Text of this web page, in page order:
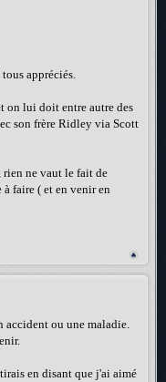
appréciés.
on lui doit entre autre des
son frère Ridley via Scott
rien ne vaut le fait de
faire ( et en venir en
ou une maladie.
en disant que j'ai aimé